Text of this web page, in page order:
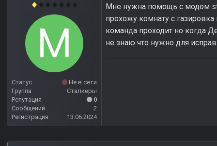
Статус
Не в сети
Группа
Сталкеры
Репутация
0
Сообщений
2
Регистрация
13.06.2024
Мне нужна помощь с модом
прохожу комнату с
команда проходит но когда
не знаю что нужно для